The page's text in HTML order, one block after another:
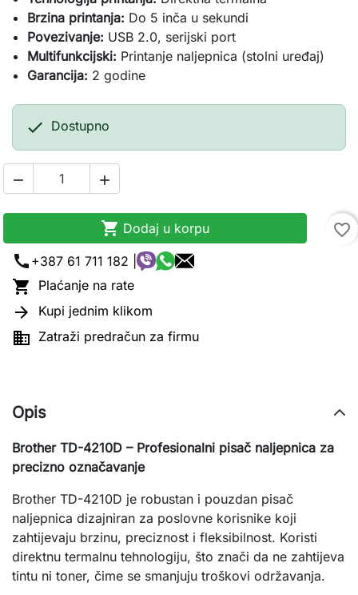
Brzina printanja: Do 5 inča u sekundi
Povezivanje: USB 2.0, serijski port
Multifunkcijski: Printanje naljepnica (stolni uređaj)
Garancija: 2 godine
 Dostupno
 
 Dodaj u korpu
favorite_border
call +387 61 711 182 |
 Plaćanje na rate
 Kupi jednim klikom
 Zatraži predračun za firmu
Opis
Brother TD-4210D – Profesionalni pisač naljepnica za
precizno označavanje
Brother TD-4210D je robustan i pouzdan pisač
naljepnica dizajniran za poslovne korisnike koji
zahtijevaju brzinu, preciznost i fleksibilnost. Koristi
direktnu termalnu tehnologiju, što znači da ne zahtijeva
tintu ni toner, čime se smanjuju troškovi održavanja.